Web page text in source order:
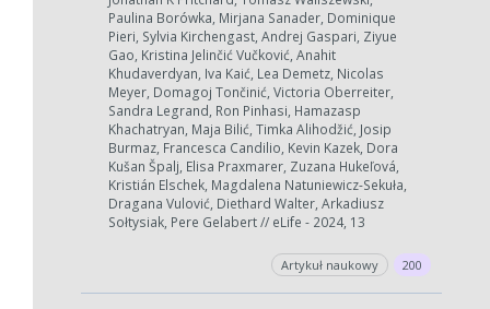
Paulina Borówka, Mirjana Sanader, Dominique
Pieri, Sylvia Kirchengast, Andrej Gaspari, Ziyue
Gao, Kristina Jelinčić Vučković, Anahit
Khudaverdyan, Iva Kaić, Lea Demetz, Nicolas
Meyer, Domagoj Tončinić, Victoria Oberreiter,
Sandra Legrand, Ron Pinhasi, Hamazasp
Khachatryan, Maja Bilić, Timka Alihodžić, Josip
Burmaz, Francesca Candilio, Kevin Kazek, Dora
Kušan Špalj, Elisa Praxmarer, Zuzana Hukeľová,
Kristián Elschek, Magdalena Natuniewicz-Sekuła,
Dragana Vulović, Diethard Walter, Arkadiusz
Sołtysiak, Pere Gelabert // eLife - 2024, 13
Artykuł naukowy 200